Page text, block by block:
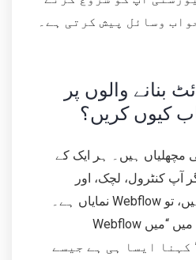
وسائل پیش کرتی ہے۔
والوں پر
کیوں کریں؟
مچھلیاں ہیں۔ ہر ایک کے
آپ کنٹرول، لچک، اور
سراسر طاقت کے بعد ہیں، تو Webflow نمایاں ہے۔
ویب ڈیزائنرز کے اجلاس میں “میں Webflow
کہنا ایسا ہی ہے جیسے